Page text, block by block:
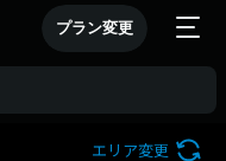
プラン変更
エリア変更